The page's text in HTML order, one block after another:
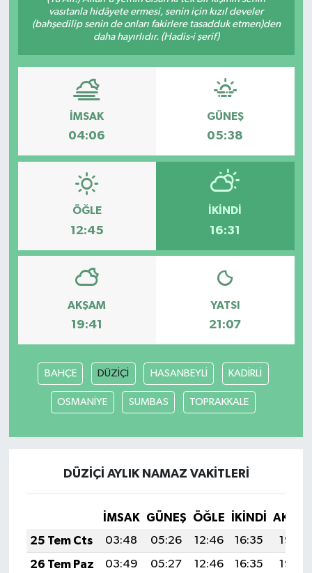
vasıtanla hidâyete ermesi, senin için kızıl develer
(bahşedilip senin de onları fakirlere tasadduk etmen)den
daha hayırlıdır. (Hadis-i şerif)
İMSAK
04:06
GÜNEŞ
05:38
ÖĞLE
12:45
İKINDI
16:31
AKŞAM
19:41
YATSI
21:07
BAHÇE DÜZİÇİ HASANBEYLİ KADİRLİ
OSMANİYE SUMBAS TOPRAKKALE
DÜZİÇİ AYLIK NAMAZ VAKITLERI
İMSAK GÜNEŞ ÖĞLE İKINDI
25 Tem Cts
03:48 05:26 12:46 16:35
19:56
26 Tem Paz
03:49 05:27 12:46 16:35
19:55